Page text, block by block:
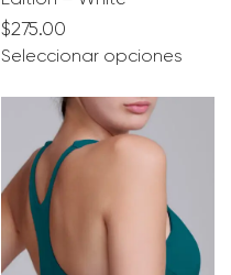
$275.00
Seleccionar opciones